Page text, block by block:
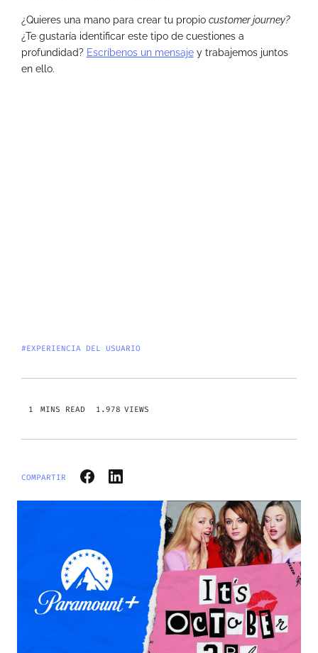
¿Quieres una mano para crear tu propio customer journey?
¿Te gustaría identificar este tipo de cuestiones a
profundidad? Escríbenos un mensajey trabajemos juntos
en ello.
#EXPERIENCIA DEL USUARIO
VIEWS
1.978
COMPARTIR